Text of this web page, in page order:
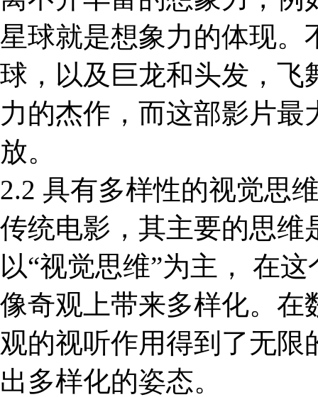
星球就是想象力的体现。
球，以及巨龙和头发，飞
力的杰作，而这部影片
放。
2.2 具有多样性的视觉思
传统电影，其主要的思维
以“视觉思维”为主， 在
像奇观上带来多样化。在
观的视听作用得到了无限
出多样化的姿态。